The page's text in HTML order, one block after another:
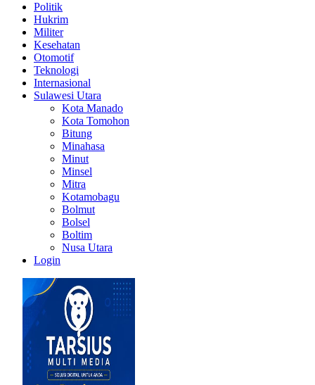
Politik
Hukrim
Militer
Kesehatan
Otomotif
Teknologi
Internasional
Sulawesi Utara
Kota Manado
Kota Tomohon
Bitung
Minahasa
Minut
Minsel
Mitra
Kotamobagu
Bolmut
Bolsel
Boltim
Nusa Utara
Login